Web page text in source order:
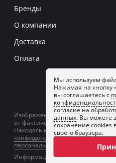
Мы используем
Нажимая на кнопку
вы соглашаетесь с
согласие на
данных. Вы можете
сохранение cookies
своего браузера.
Бренды
О компании
Доставка
Оплата
Изображение товаров на сайте
от фактического изображения.
Находясь на сайте, вы
конфиденциальностии даете
персональных данных
Информация на сайте не